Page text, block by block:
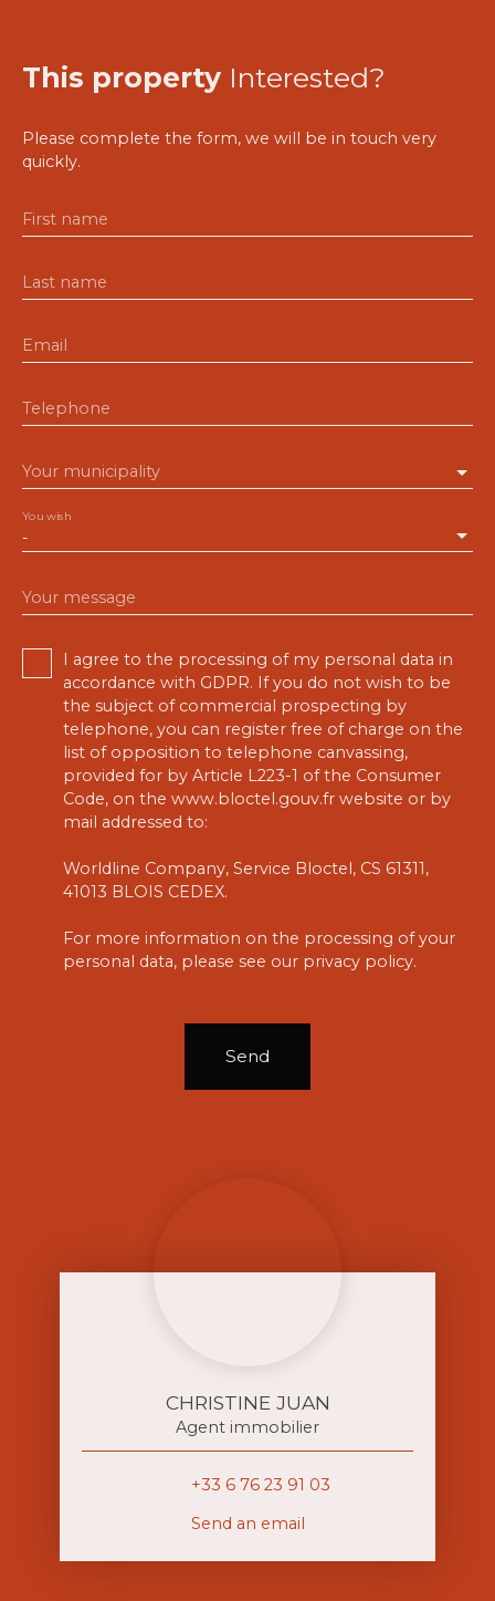
This property Interested?
Please complete the form, we will be in touch very
quickly.
First name
Last name
Email
Telephone
Your municipality
-
You wish
Your message
I agree to the processing of my personal data in
accordance with GDPR. If you do not wish to be
the subject of commercial prospecting by
telephone, you can register free of charge on the
list of opposition to telephone canvassing,
provided for by Article L223-1 of the Consumer
Code, on the www.bloctel.gouv.fr website or by
mail addressed to:
Worldline Company, Service Bloctel, CS 61311,
41013 BLOIS CEDEX.
For more information on the processing of your
personal data, please see our privacy policy.
Send
CHRISTINE JUAN
Agent immobilier
+33 6 76 23 91 03
Send an email